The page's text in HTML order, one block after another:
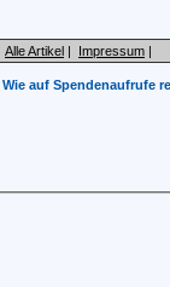
Alle Artikel | Impressum |
Wie auf Spendenaufrufe